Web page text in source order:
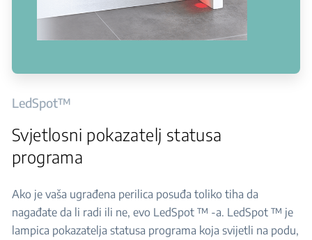
LedSpot™
Svjetlosni pokazatelj statusa
programa
Ako je vaša ugrađena perilica posuđa toliko tiha da
nagađate da li radi ili ne, evo LedSpot ™ -a. LedSpot ™ je
lampica pokazatelja statusa programa koja svijetli na podu,